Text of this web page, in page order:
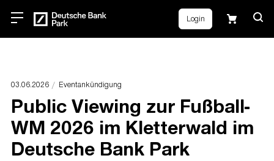
Login
03.06.2026 Eventankündigung
Public Viewing zur Fußball-
WM 2026 im Kletterwald im
Deutsche Bank Park